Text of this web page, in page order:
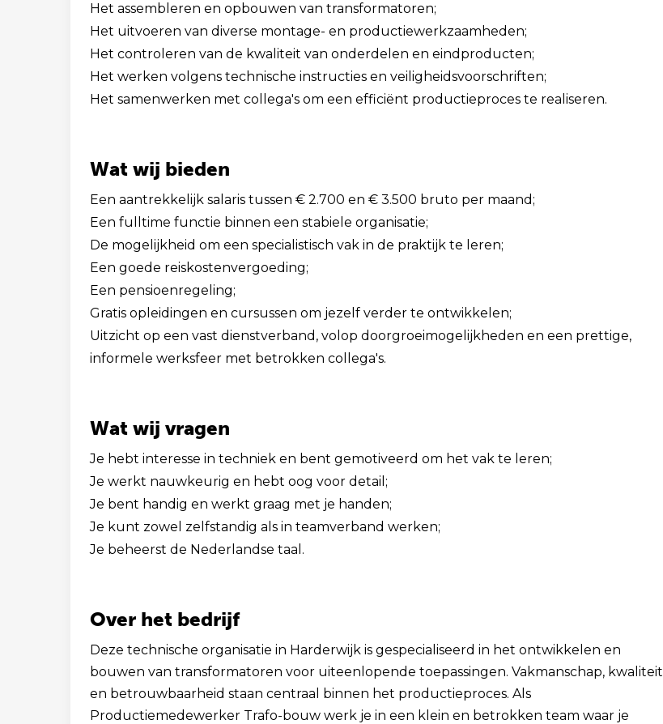
Het assembleren en opbouwen van transformatoren;
Het uitvoeren van diverse montage- en productiewerkzaamheden;
Het controleren van de kwaliteit van onderdelen en eindproducten;
Het werken volgens technische instructies en veiligheidsvoorschriften;
Het samenwerken met collega's om een efficiënt productieproces te realiseren.
Wat wij bieden
Een aantrekkelijk salaris tussen € 2.700 en € 3.500 bruto per maand;
Een fulltime functie binnen een stabiele organisatie;
De mogelijkheid om een specialistisch vak in de praktijk te leren;
Een goede reiskostenvergoeding;
Een pensioenregeling;
Gratis opleidingen en cursussen om jezelf verder te ontwikkelen;
Uitzicht op een vast dienstverband, volop doorgroeimogelijkheden en een prettige,
informele werksfeer met betrokken collega's.
Wat wij vragen
Je hebt interesse in techniek en bent gemotiveerd om het vak te leren;
Je werkt nauwkeurig en hebt oog voor detail;
Je bent handig en werkt graag met je handen;
Je kunt zowel zelfstandig als in teamverband werken;
Je beheerst de Nederlandse taal.
Over het bedrijf
Deze technische organisatie in Harderwijk is gespecialiseerd in het ontwikkelen en
bouwen van transformatoren voor uiteenlopende toepassingen. Vakmanschap, kwaliteit
en betrouwbaarheid staan centraal binnen het productieproces. Als
Productiemedewerker Trafo-bouw werk je in een klein en betrokken team waar je